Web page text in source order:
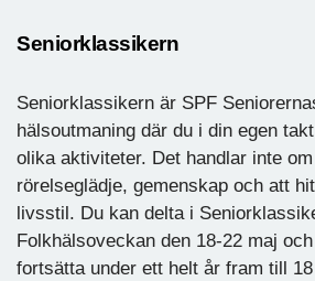
Seniorklassikern
Seniorklassikern är SPF
hälsoutmaning där du i din egen
olika aktiviteter. Det handlar inte
rörelseglädje, gemenskap och att
livsstil. Du kan delta i
Folkhälsoveckan den 18-22 maj
fortsätta under ett helt år fram till